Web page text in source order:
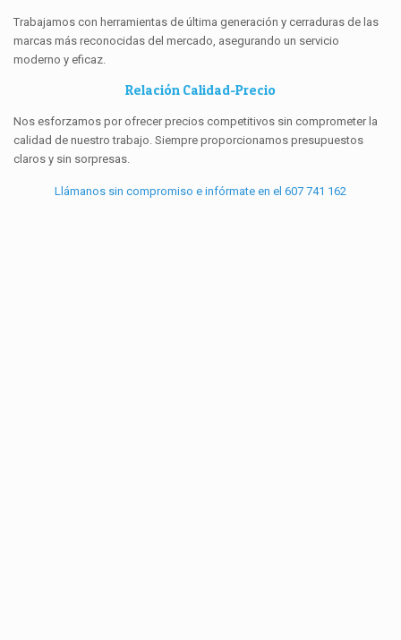
Trabajamos con herramientas de última generación y cerraduras de las
marcas más reconocidas del mercado, asegurando un servicio
moderno y eficaz.
Relación Calidad-Precio
Nos esforzamos por ofrecer precios competitivos sin comprometer la
calidad de nuestro trabajo. Siempre proporcionamos presupuestos
claros y sin sorpresas.
Llámanos sin compromiso e infórmate en el 607 741 162